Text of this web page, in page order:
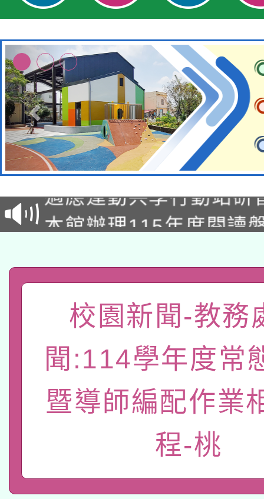
本校115學年度第2次
招甄選結果公告(無人
招)
本館辦理115年度閱讀
礎課程
「數位內容與教學軟
有關大陸委員會函釋公
薪期間赴陸應申請許可
轉知經濟部水利署委託
業技術研究院辦理「
用水績優單位及節水達
115年8月22日(星期六
桃園市孔廟祈福系列
開 智慧啟航」
本校115學年度第2次
招甄選結果公告(無人
適應運動共學行動站研
校園新聞-教務
聞:114學年度常
暨導師編配作業
程-桃